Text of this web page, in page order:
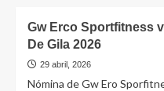
Gw Erco Sportfitness
De Gila 2026
29 abril, 2026
Nómina de Gw Ero